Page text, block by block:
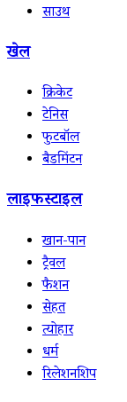
साउथ
खेल
क्रिकेट
टेनिस
फुटबॉल
बैडमिंटन
लाइफस्टाइल
खान-पान
ट्रैवल
फैशन
सेहत
त्योहार
धर्म
रिलेशनशिप